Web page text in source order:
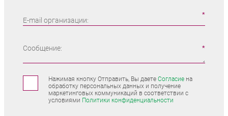
E-mail организации:
Сообщение:
Нажимая кнопку Отправить, Вы даете Согласиена
обработку персональных данных и получение
маркетинговых коммуникаций в соответствии с
условиями Политики конфиденциальности